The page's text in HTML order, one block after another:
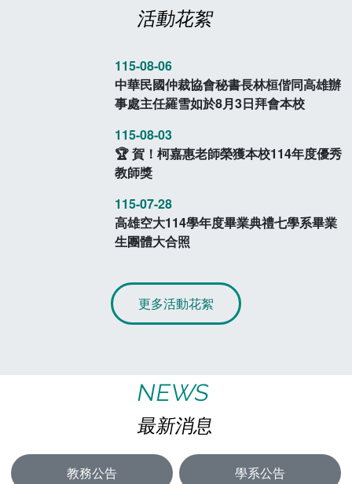
活動花絮
115-08-06
中華民國仲裁協會秘書長林桓偕同高雄辦
事處主任羅雪如於8月3日拜會本校
115-08-03
🏆 賀！柯嘉惠老師榮獲本校114年度優秀
教師獎
115-07-28
高雄空大114學年度畢業典禮七學系畢業
生團體大合照
更多活動花絮
NEWS
最新消息
教務公告 學系公告